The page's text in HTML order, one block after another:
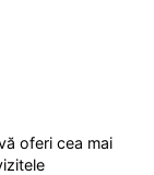
oferi cea mai